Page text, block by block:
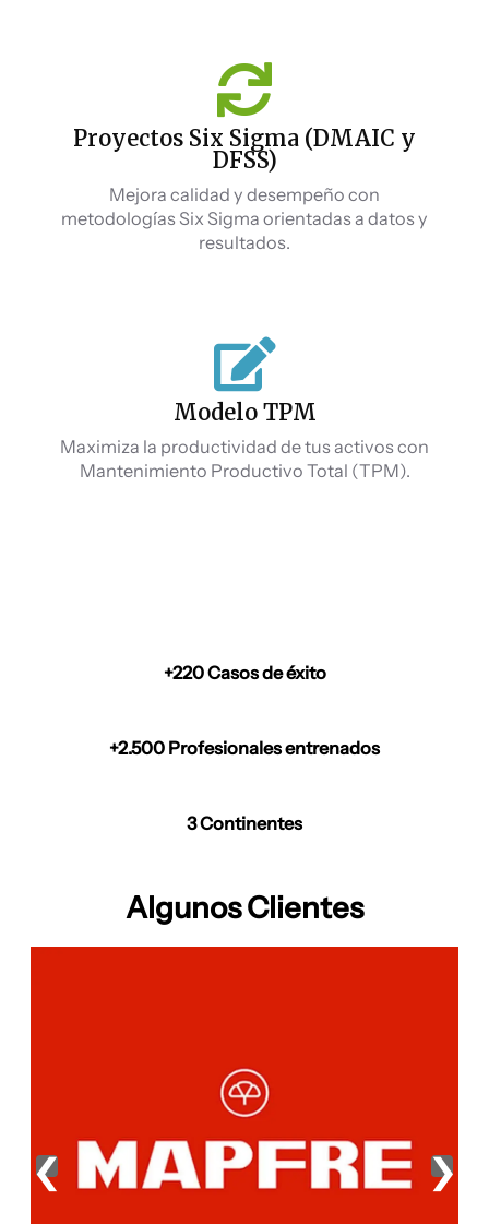
Proyectos Six Sigma (DMAIC y
DFSS)
Mejora calidad y desempeño con
metodologías Six Sigma orientadas a datos y
resultados.
Modelo TPM
Maximiza la productividad de tus activos con
Mantenimiento Productivo Total (TPM).
+220 Casos de éxito
+2.500 Profesionales entrenados
3 Continentes
Algunos Clientes
‹ ›